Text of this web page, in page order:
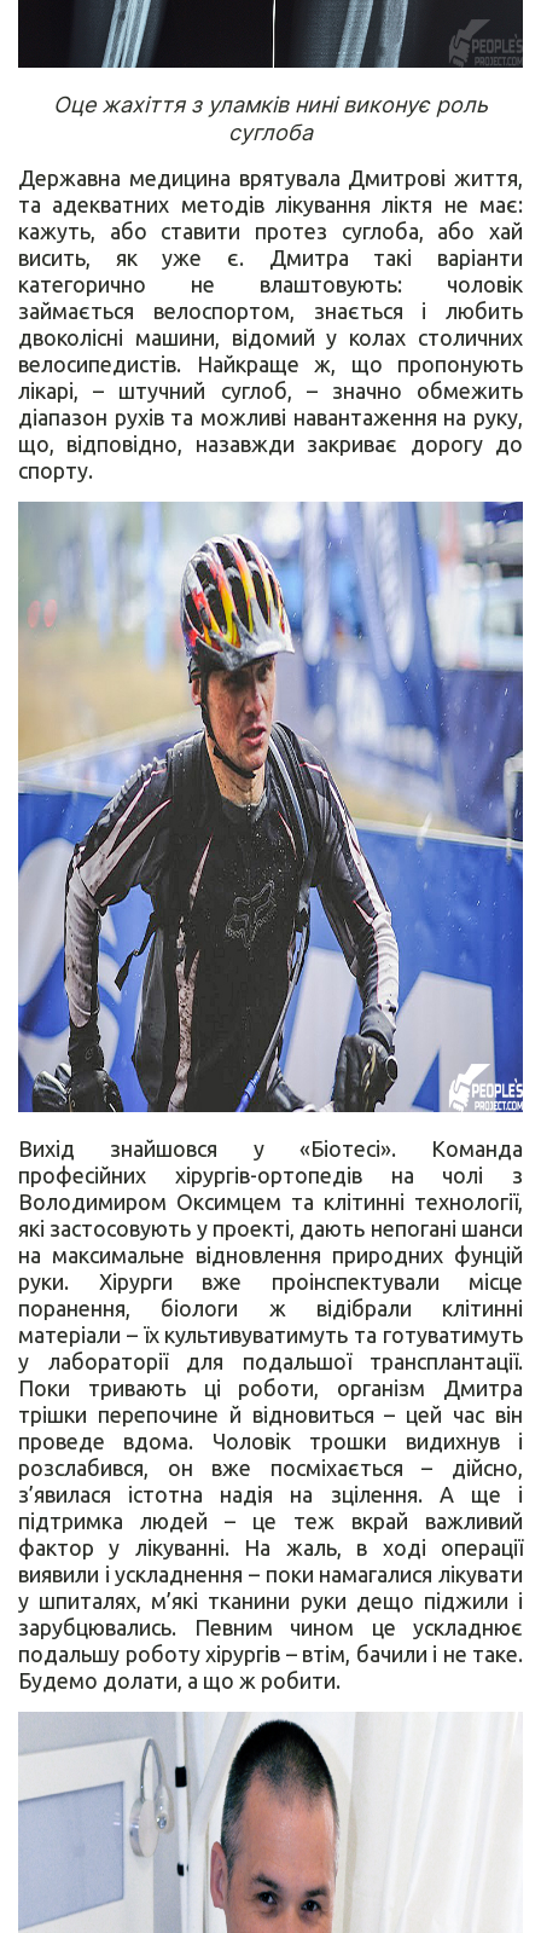
Оце жахіття з уламків нині виконує роль
суглоба
Державна медицина врятувала Дмитрові життя,
та адекватних методів лікування ліктя не має:
кажуть, або ставити протез суглоба, або хай
висить, як уже є. Дмитра такі варіанти
категорично не влаштовують: чоловік
займається велоспортом, знається і любить
двоколісні машини, відомий у колах столичних
велосипедистів. Найкраще ж, що пропонують
лікарі, – штучний суглоб, – значно обмежить
діапазон рухів та можливі навантаження на руку,
що, відповідно, назавжди закриває дорогу до
спорту.
Вихід знайшовся у «Біотесі». Команда
професійних хірургів-ортопедів на чолі з
Володимиром Оксимцем та клітинні технології,
які застосовують у проекті, дають непогані шанси
на максимальне відновлення природних фунцій
руки. Хірурги вже проінспектували місце
поранення, біологи ж відібрали клітинні
матеріали – їх культивуватимуть та готуватимуть
у лабораторії для подальшої трансплантації.
Поки тривають ці роботи, організм Дмитра
трішки перепочине й відновиться – цей час він
проведе вдома. Чоловік трошки видихнув і
розслабився, он вже посміхається – дійсно,
з’явилася істотна надія на зцілення. А ще і
підтримка людей – це теж вкрай важливий
фактор у лікуванні. На жаль, в ході операції
виявили і ускладнення – поки намагалися лікувати
у шпиталях, м’які тканини руки дещо піджили і
зарубцювались. Певним чином це ускладнює
подальшу роботу хірургів – втім, бачили і не таке.
Будемо долати, а що ж робити.